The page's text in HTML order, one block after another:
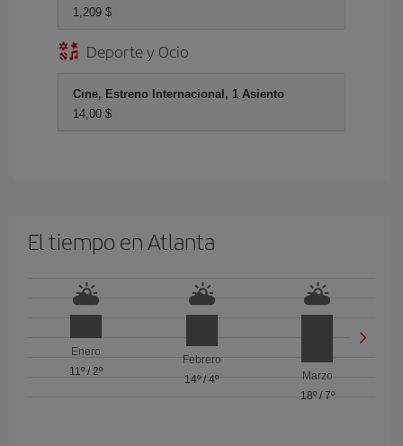
1,209 $
Deporte y Ocio
Cine, Estreno Internacional, 1 Asiento
14,00 $
El tiempo en Atlanta
Enero
11º/ 2º
Febrero
14º/ 4º
Marzo
18º/ 7º